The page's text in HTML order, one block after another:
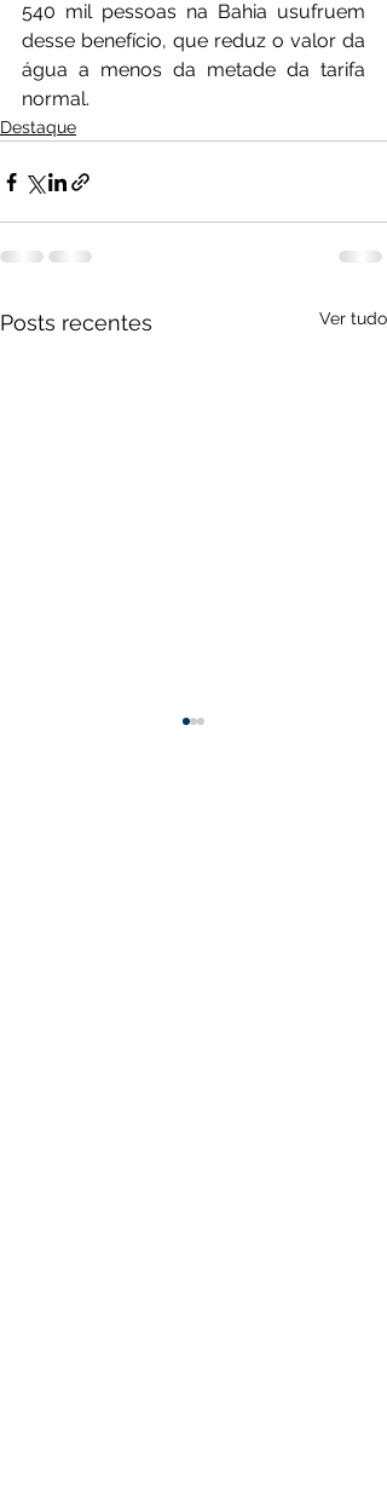
540 mil pessoas na Bahia usufruem
desse benefício, que reduz o valor da
água a menos da metade da tarifa
normal.
Destaque
Posts recentes Ver tudo